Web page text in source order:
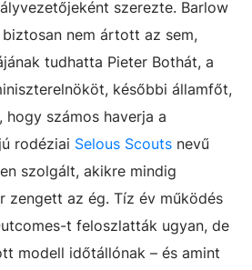
szerezte. Barlow
nem ártott az sem,
tudhatta Pieter Bothát, a
későbbi államfőt,
számos haverja a
rodéziai Selous Scouts nevű
szolgált, akikre mindig
zengett az ég. Tíz év működés
t feloszlatták ugyan, de
modell időtállónak – és amint